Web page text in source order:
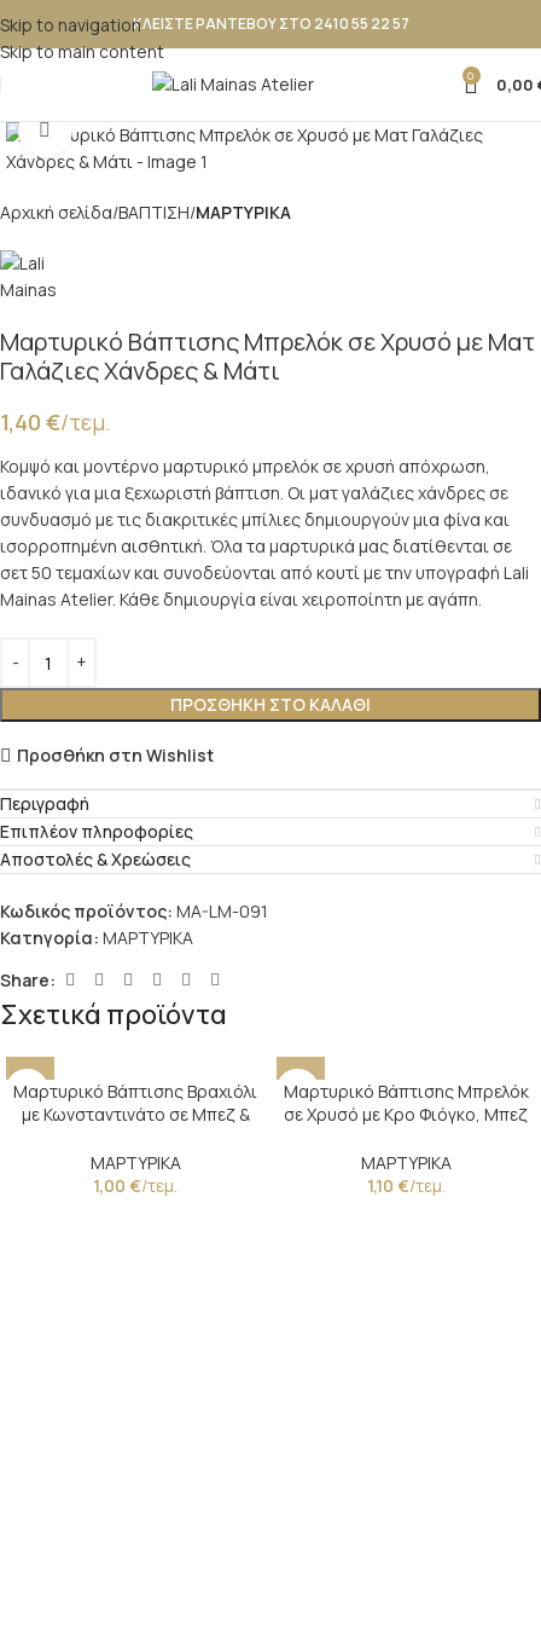
Skip to navigation
Skip to main content
ΚΛΕΙΣΤΕ ΡΑΝΤΕΒΟΥ ΣΤΟ 2410 55 22 57
0 0,00
Κλικ για μεγέθυνση
Αρχική σελίδα ΒΑΠΤΙΣΗ ΜΑΡΤΥΡΙΚΑ
Μαρτυρικό Βάπτισης Μπρελόκ σε Χρυσό με Ματ
Γαλάζιες Χάνδρες & Μάτι
1,40 €/τεμ.
Κομψό και μοντέρνο μαρτυρικό μπρελόκ σε χρυσή απόχρωση,
ιδανικό για μια ξεχωριστή βάπτιση. Οι ματ γαλάζιες χάνδρες σε
συνδυασμό με τις διακριτικές μπίλιες δημιουργούν μια φίνα και
ισορροπημένη αισθητική. Όλα τα μαρτυρικά μας διατίθενται σε
σετ 50 τεμαχίων και συνοδεύονται από κουτί με την υπογραφή Lali
Mainas Atelier. Κάθε δημιουργία είναι χειροποίητη με αγάπη.
ΠΡΟΣΘΉΚΗ ΣΤΟ ΚΑΛΆΘΙ
Προσθήκη στη Wishlist
Περιγραφή
Επιπλέον πληροφορίες
Αποστολές & Χρεώσεις
Κωδικός προϊόντος: MA-LM-091
Κατηγορία: ΜΑΡΤΥΡΙΚΑ
Share:
Σχετικά προϊόντα
Μαρτυρικό Βάπτισης Βραχιόλι
με Κωνσταντινάτο σε Μπεζ &
ΜΑΡΤΥΡΙΚΑ
1,00 €/τεμ.
Μαρτυρικό Βάπτισης Μπρελόκ
σε Χρυσό με Κρο Φιόγκο, Μπεζ
ΜΑΡΤΥΡΙΚΑ
1,10 €/τεμ.